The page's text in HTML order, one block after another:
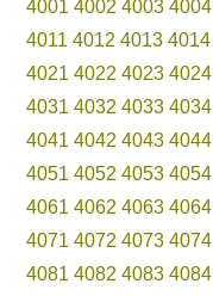
4001 4002 4003 4004
4011 4012 4013 4014
4021 4022 4023 4024
4031 4032 4033 4034
4041 4042 4043 4044
4051 4052 4053 4054
4061 4062 4063 4064
4071 4072 4073 4074
4081 4082 4083 4084